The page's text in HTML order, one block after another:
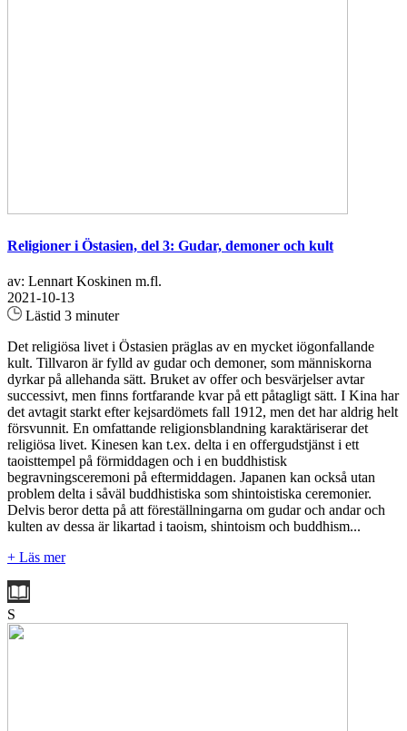
Religioner i Östasien, del 3: Gudar, demoner och kult
av: Lennart Koskinen m.fl.
2021-10-13
Lästid 3 minuter
Det religiösa livet i Östasien präglas av en mycket iögonfallande
kult. Tillvaron är fylld av gudar och demoner, som människorna
dyrkar på allehanda sätt. Bruket av offer och besvärjelser avtar
successivt, men finns fortfarande kvar på ett påtagligt sätt. I Kina har
det avtagit starkt efter kejsardömets fall 1912, men det har aldrig helt
försvunnit. En omfattande religionsblandning karaktäriserar det
religiösa livet. Kinesen kan t.ex. delta i en offergudstjänst i ett
taoisttempel på förmiddagen och i en buddhistisk
begravningsceremoni på eftermiddagen. Japanen kan också utan
problem delta i såväl buddhistiska som shintoistiska ceremonier.
Delvis beror detta på att föreställningarna om gudar och andar och
kulten av dessa är likartad i taoism, shintoism och buddhism...
+ Läs mer
S